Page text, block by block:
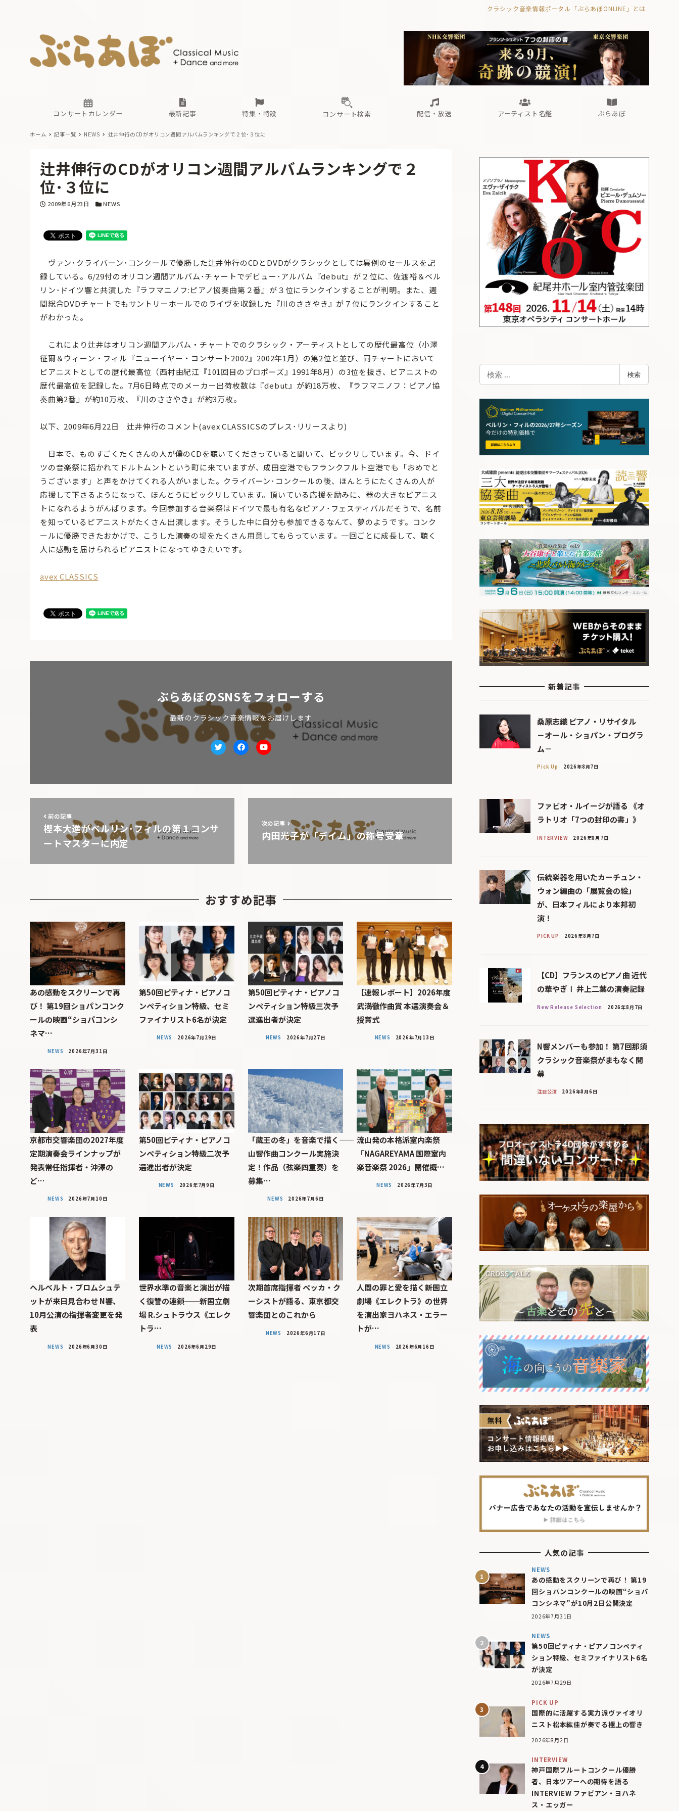
クラシック音楽情報ポータル「ぶらあぼONLINE」とは
コンサートカレンダー 最新記事
古楽とその先と オーケストラの楽屋から 海の向こうの音楽家 ぶらあぼブラス！
フォルテピアノ・オデッセイ
特集・特設
現場のプロが推す！間違いないオーケストラコンサート
過去の特集
コンサート検索 配信・放送
無料ライブ配信スケジュール 有料ライブ配信スケジュール
アーティスト名鑑
あ か さ な は ま や ら わ
ぶらあぼ
古楽とその先と Aからの眺望 ぶらあぼブラス！
フォルテピアノ・オデッセイ
無料ライブ配信スケジュール
あ か さ
ホーム 記事一覧 NEWS 辻井伸行のCDがオリコン週間アルバムランキングで２位･３位に
辻井伸行のCDがオリコン週間アルバムランキングで２
位･３位に
投稿日
2009年6月23日 カテゴリー
NEWS
ヴァン･クライバーン･コンクールで優勝した辻井伸行のCDとDVDがクラシックとしては異例のセールスを記
録している。6/29付のオリコン週間アルバム･チャートでデビュー･アルバム『debut』が２位に、佐渡裕＆ベル
リン･ドイツ響と共演した『ラフマニノフ:ピアノ協奏曲第２番』が３位にランクインすることが判明。また、週
間総合DVDチャートでもサントリーホールでのライヴを収録した『川のささやき』が７位にランクインすること
がわかった。
これにより辻井はオリコン週間アルバム・チャートでのクラシック・アーティストとしての歴代最高位（小澤
征爾＆ウィーン・フィル『ニューイヤー・コンサート2002』2002年1月）の第2位と並び、同チャートにおいて
ピアニストとしての歴代最高位（西村由紀江『101回目のプロポーズ』1991年8月）の3位を抜き、ピアニストの
歴代最高位を記録した。7月6日時点でのメーカー出荷枚数は『debut』が約18万枚、『ラフマニノフ：ピアノ協
奏曲第2番』が約10万枚、『川のささやき』が約3万枚。
以下、2009年6月22日 辻井伸行のコメント(avex CLASSICSのプレス･リリースより)
日本で、ものすごくたくさんの人が僕のCDを聴いてくださっていると聞いて、ビックリしています。今、ドイ
ツの音楽祭に招かれてドルトムントという町に来ていますが、成田空港でもフランクフルト空港でも「おめでと
うございます」と声をかけてくれる人がいました。クライバーン･コンクールの後、ほんとうにたくさんの人が
応援して下さるようになって、ほんとうにビックリしています。頂いている応援を励みに、器の大きなピアニス
トになれるようがんばります。今回参加する音楽祭はドイツで最も有名なピアノ･フェスティバルだそうで、名前
を知っているピアニストがたくさん出演します。そうした中に自分も参加できるなんて、夢のようです。コンク
ールに優勝できたおかげで、こうした演奏の場をたくさん用意してもらっています。一回ごとに成長して、聴く
人に感動を届けられるピアニストになってゆきたいです。
avex CLASSICS
ぶらあぼのSNSをフォローする
最新のクラシック音楽情報をお届けします
TwitterfacebookYoutube
前の記事
樫本大進がベルリン･フィルの第１コンサ
ートマスターに内定
次の記事
内田光子が「デイム」の称号受章
おすすめ記事
あの感動をスクリーンで再
び！ 第19回ショパンコンク
ールの映画“ショパコンシ
ネマ…
NEWS 2026年7月31日
第50回ピティナ・ピアノコ
ンペティション特級、セミ
ファイナリスト6名が決定
NEWS 2026年7月29日
第50回ピティナ・ピアノコ
ンペティション特級三次予
選進出者が決定
NEWS 2026年7月27日
【速報レポート】2026年度
武満徹作曲賞 本選演奏会＆
授賞式
NEWS 2026年7月13日
京都市交響楽団の2027年度
定期演奏会ラインナップが
発表――常任指揮者・沖澤の
ど…
NEWS 2026年7月10日
第50回ピティナ・ピアノコ
ンペティション特級二次予
選進出者が決定
NEWS 2026年7月9日
「蔵王の冬」を音楽で描く――
山響作曲コンクール実施決
定！作品（弦楽四重奏）を
募集…
NEWS 2026年7月6日
流山発の本格派室内楽祭
「NAGAREYAMA 国際室内
楽音楽祭 2026」開催概…
NEWS 2026年7月3日
ヘルベルト・ブロムシュテ
ットが来日見合わせ N響、
10月公演の指揮者変更を発
表
NEWS 2026年6月30日
世界水準の音楽と演出が描
く復讐の連鎖──新国立劇
場 R.シュトラウス《エレク
トラ…
NEWS 2026年6月29日
次期首席指揮者 ペッカ・ク
ーシストが語る、東京都交
響楽団とのこれから
NEWS 2026年6月17日
人間の罪と愛を描く――新国立
劇場《エレクトラ》の世界
を演出家ヨハネス・エラー
トが…
NEWS 2026年6月16日
検
索
検索
新着記事
桑原志織 ピアノ・リサイタル
－オール・ショパン・プログラ
ム－
Pick Up 2026年8月7日
ファビオ・ルイージが語る 《オ
ラトリオ「7つの封印の書」》
INTERVIEW 2026年8月7日
伝統楽器を用いたカーチュン・
ウォン編曲の「展覧会の絵」
が、日本フィルにより本邦初
演！
PICK UP 2026年8月7日
【CD】フランスのピアノ曲 近代
の華やぎⅠ 井上二葉の演奏記録
New Release Selection 2026年8月7日
N響メンバーも参加！ 第7回那須
クラシック音楽祭がまもなく開
幕
注目公演 2026年8月6日
人気の記事
NEWS
あの感動をスクリーンで再び！ 第19
回ショパンコンクールの映画“ショパ
コンシネマ”が10月2日公開決定
2026年7月31日
NEWS
第50回ピティナ・ピアノコンペティ
ション特級、セミファイナリスト6名
が決定
2026年7月29日
PICK UP
国際的に活躍する実力派ヴァイオリ
ニスト松本紘佳が奏でる極上の響き
2026年8月2日
INTERVIEW
神戸国際フルートコンクール優勝
者、日本ツアーへの期待を語る
INTERVIEW ファビアン・ヨハネ
ス・エッガー